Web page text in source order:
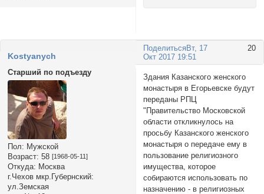
Поделиться 20
Вт, 17
Окт 2017 19:51
Kostyanych
Старший по подъезду
Пол: Мужской
Возраст: 58 [1968-05-11]
Откуда: Москва
г.Чехов мкр.Губернский:
ул.Земская
Здания Казанского женского
монастыря в Егорьевске будут
переданы РПЦ
"Правительство Московской
области откликнулось на
просьбу Казанского женского
монастыря о передаче ему в
пользование религиозного
имущества, которое
собираются использовать по
назначению - в религиозных